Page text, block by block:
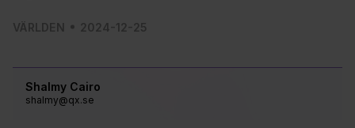
Shalmy Cairo
shalmy@qx.se
VÄRLDEN 2024-12-25